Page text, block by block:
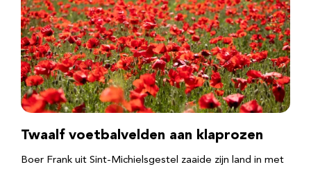
Twaalf voetbalvelden aan klaprozen
Boer Frank uit Sint-Michielsgestel zaaide zijn land in met